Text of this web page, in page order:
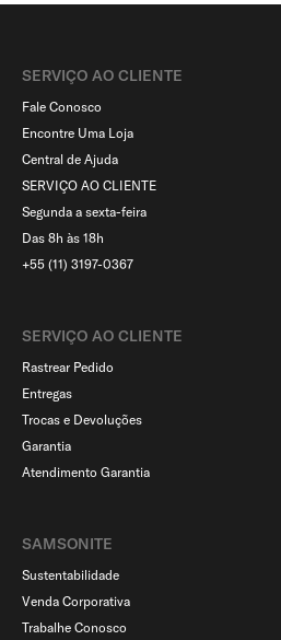
SERVIÇO AO CLIENTE​
Fale Conosco
Encontre Uma Loja
Central de Ajuda
SERVIÇO AO CLIENTE
Segunda a sexta-feira
Das 8h às 18h
+55 (11) 3197-0367
SERVIÇO AO CLIENTE​
Rastrear Pedido
Entregas
Trocas e Devoluções
Garantia
Atendimento Garantia
SAMSONITE
Sustentabilidade
Venda Corporativa
Trabalhe Conosco